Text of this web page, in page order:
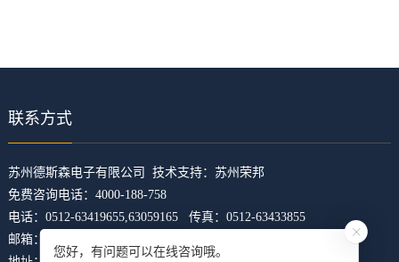
联系方式
​苏州德斯森电子有限公司 技术支持： 苏州荣邦
免费咨询电话：4000-188-758
电话：0512-63419655,63059165 传真：0512-63433855
邮箱：z5421473@126.com
您好，有问题可以在线咨询哦。